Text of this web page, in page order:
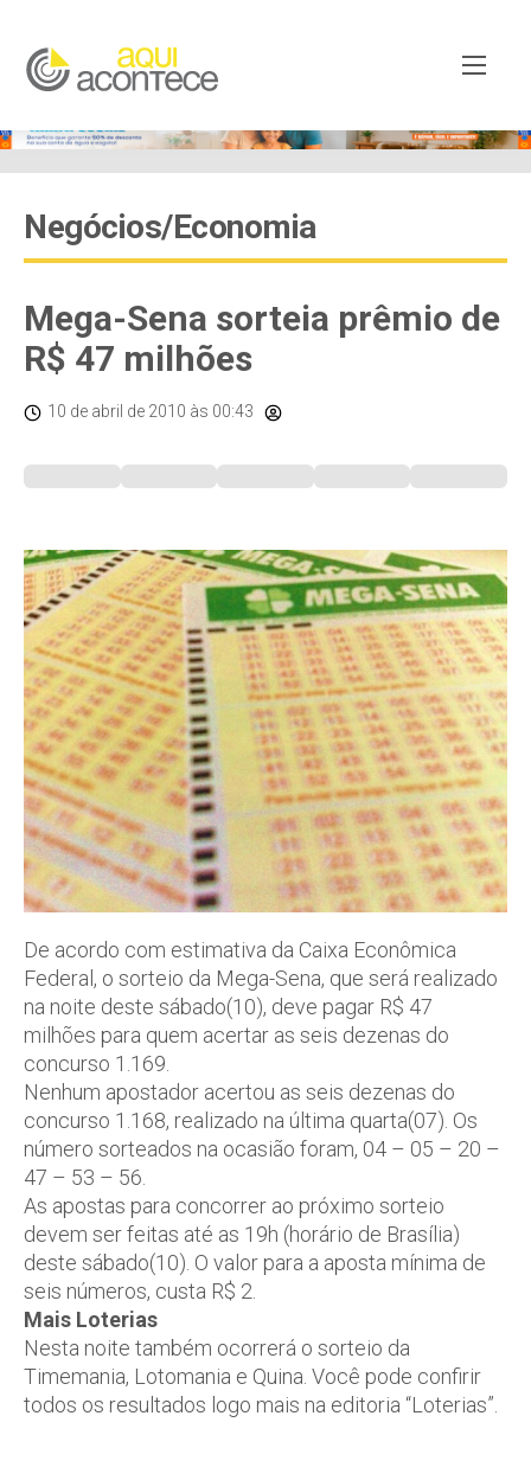
Negócios/Economia
Mega-Sena sorteia prêmio de
R$ 47 milhões
10 de abril de 2010 às 00:43
De acordo com estimativa da Caixa Econômica
Federal, o sorteio da Mega-Sena, que será realizado
na noite deste sábado(10), deve pagar R$ 47
milhões para quem acertar as seis dezenas do
concurso 1.169.
Nenhum apostador acertou as seis dezenas do
concurso 1.168, realizado na última quarta(07). Os
número sorteados na ocasião foram, 04 – 05 – 20 –
47 – 53 – 56.
As apostas para concorrer ao próximo sorteio
devem ser feitas até as 19h (horário de Brasília)
deste sábado(10). O valor para a aposta mínima de
seis números, custa R$ 2.
Mais Loterias
Nesta noite também ocorrerá o sorteio da
Timemania, Lotomania e Quina. Você pode confirir
todos os resultados logo mais na editoria “Loterias”.